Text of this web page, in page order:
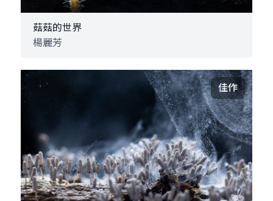
菇菇的世界
楊麗芳
佳作